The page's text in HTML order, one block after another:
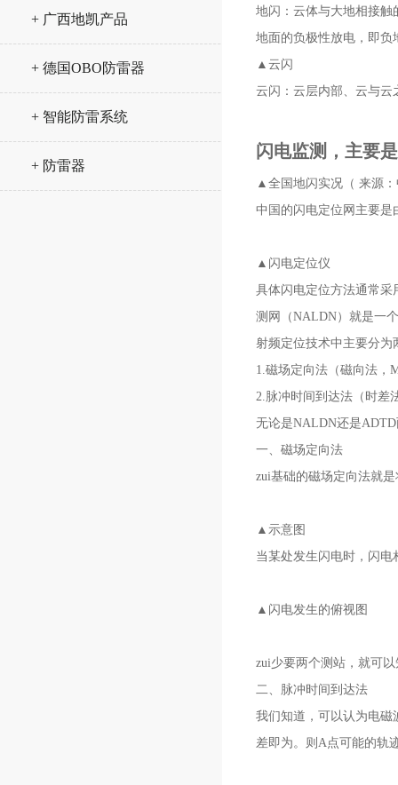
+ 广西地凯产品
+ 德国OBO防雷器
+ 智能防雷系统
+ 防雷器
地闪：云体与大地相接触
地面的负极性放电，即负
▲云闪
云闪：云层内部、云与云
闪电监测，主要
▲全国地闪实况（ 来源
中国的闪电定位网主要
▲闪电定位仪
具体闪电定位方法通常采
测网（NALDN）就是一
射频定位技术中主要分为
1.磁场定向法（磁向法，
2.脉冲时间到达法（时差
无论是NALDN还是
一、磁场定向法
zui基础的磁场定向法就
▲示意图
当某处发生闪电时，闪
▲闪电发生的俯视图
zui少要两个测站，就可
二、脉冲时间到达法
我们知道，可以认为电磁
差即为。则A点可能的轨